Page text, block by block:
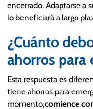
encerrado. Adaptarse a
lo beneficiará a largo
¿Cuánto
ahorros para
Esta respuesta es
tiene ahorros para
momento,comience